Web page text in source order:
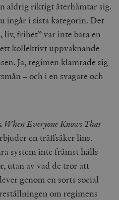
aldrig riktigt återhämtar sig.
ingår i sista kategorin. Det
liv, frihet” var inte bara en
kollektivt uppvaknande
Ja, regimen klamrade sig
– och i en svagare och
When Everyone Knows That
en träffsäker lins.
system inte främst hålls
utan av vad de tror att
genom en sorts social
om regimens